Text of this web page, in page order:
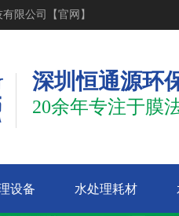
限公司【官网】
深圳恒通源环
20余年专注于膜
设备 水处理耗材